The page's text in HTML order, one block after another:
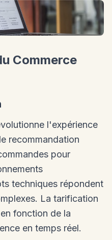
Commerce
l'expérience
recommandation
pour
techniques répondent
La tarification
fonction de la
en temps réel.